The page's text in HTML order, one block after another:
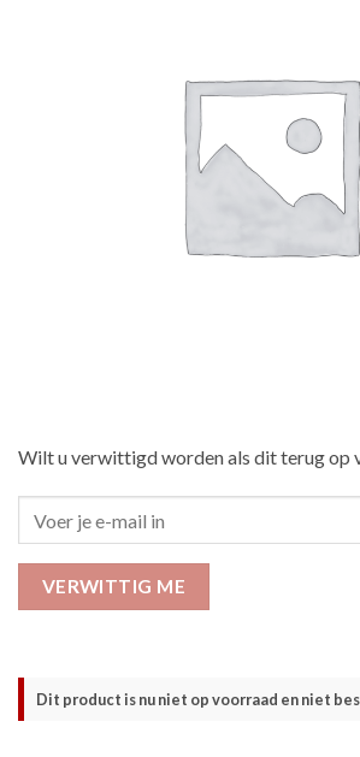
Wilt u verwittigd worden als dit terug op
VERWITTIG ME
Dit product is nu niet op voorraad en niet